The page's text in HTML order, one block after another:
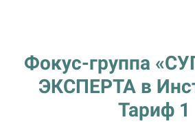
Фокус-группа
ЭКСПЕРТА в
Тариф 1